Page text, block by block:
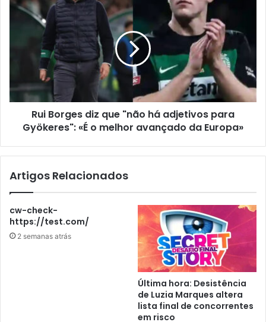
Rui Borges diz que "não há adjetivos para
Gyökeres": «É o melhor avançado da Europa»
Artigos Relacionados
cw-check-
https://test.com/
2 semanas atrás
Última hora: Desistência
de Luzia Marques altera
lista final de concorrentes
em risco